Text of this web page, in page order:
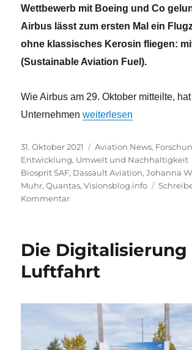
Wettbewerb mit Boeing und Co
Airbus lässt zum ersten Mal ein
ohne klassisches Kerosin fliegen:
(Sustainable Aviation Fuel).
Wie Airbus am 29. Oktober mitteilte,
Unternehmen„Erster Flug ohne
weiterlesen
Veröffentlicht
am
31. Oktober 2021 Kategorien
Aviation News,
Entwicklung, Umwelt und Nachhaltigkeit
Biosprit SAF, Dassault Aviation,Johanna
Muhr,Quantas,Visionsblog.info
Kommentarzu
klassisches
Kerosin
Die Digitalisierung
Luftfahrt